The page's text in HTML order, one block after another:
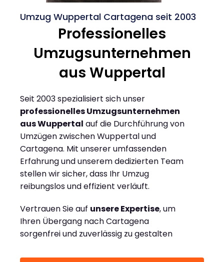
Umzug Wuppertal Cartagena seit 2003
Professionelles
Umzugsunternehmen
aus Wuppertal
Seit 2003 spezialisiert sich unser
professionelles Umzugsunternehmen
aus Wuppertal auf die Durchführung von
Umzügen zwischen Wuppertal und
Cartagena. Mit unserer umfassenden
Erfahrung und unserem dedizierten Team
stellen wir sicher, dass Ihr Umzug
reibungslos und effizient verläuft.
Vertrauen Sie auf unsere Expertise, um
Ihren Übergang nach Cartagena
sorgenfrei und zuverlässig zu gestalten